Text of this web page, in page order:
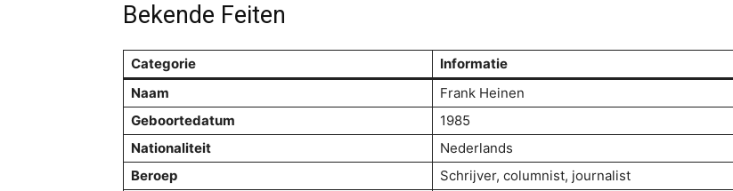
Bekende Feiten
Categorie
Informatie
Naam
Frank Heinen
Geboortedatum
1985
Nationaliteit
Nederlands
Beroep
Schrijver, columnist, journalist